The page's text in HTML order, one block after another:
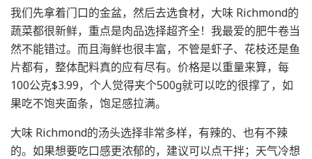
我们先拿着门口的金盆，然后去选食材，大味 Richmond的
蔬菜都很新鲜，重点是肉品选择超齐全！我最爱的肥牛卷当
然不能错过。而且海鲜也很丰富，不管是虾子、花枝还是鱼
片都有，整体配料真的应有尽有。价格是以重量来算，每
100公克$3.99，个人觉得夹个500g就可以吃的很撑了，如
果吃不饱夹面条，饱足感拉满。
大味 Richmond的汤头选择非常多样，有辣的、也有不辣
的。如果想要吃口感更浓郁的，建议可以点干拌；天气冷想